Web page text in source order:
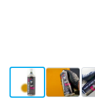
View larger image
View